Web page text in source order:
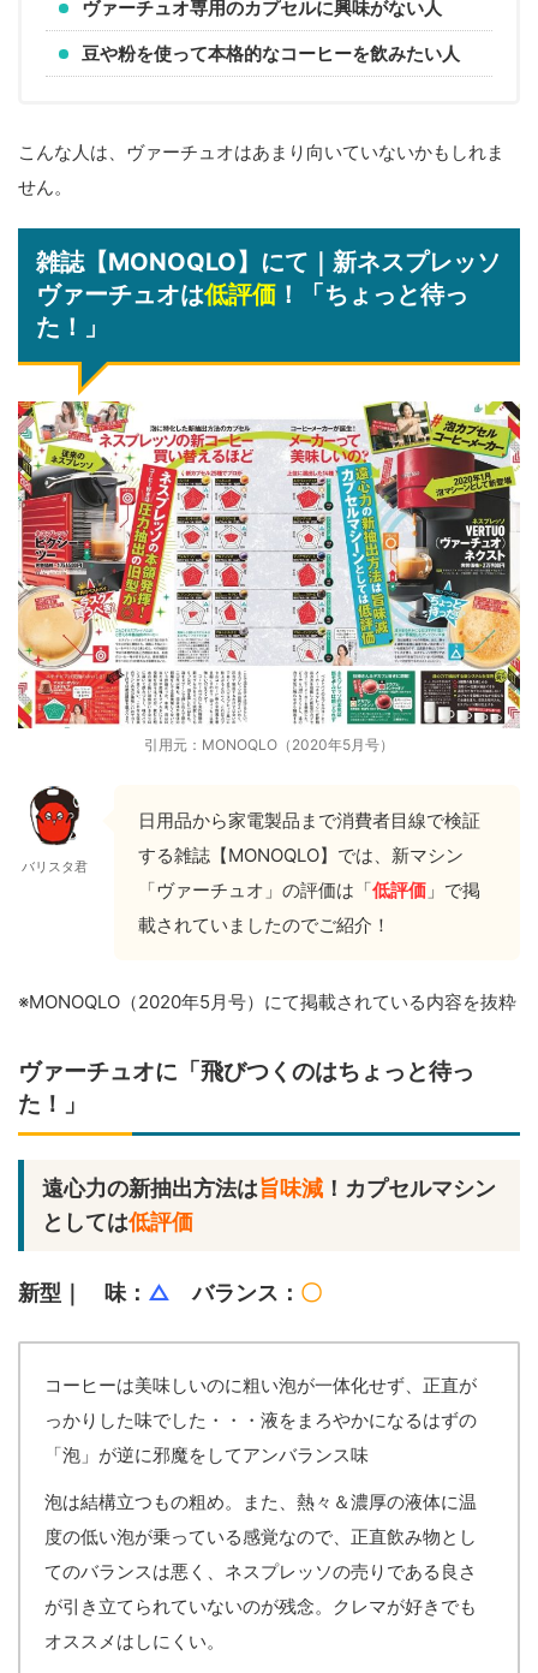
ヴァーチュオ専用のカプセルに興味がない人
豆や粉を使って本格的なコーヒーを飲みたい人
こんな人は、ヴァーチュオはあまり向いていないかもしれま
せん。
雑誌【MONOQLO】にて｜新ネスプレッソ
ヴァーチュオは低評価 ！「ちょっと待っ
た！」
引用元：MONOQLO（2020年5月号）
バリスタ君
日用品から家電製品まで消費者目線で検証
する雑誌【MONOQLO】では、新マシン
「ヴァーチュオ」の評価は「低評価 」で掲
載されていましたのでご紹介！
※MONOQLO（2020年5月号）にて掲載されている内容を抜粋
ヴァーチュオに「飛びつくのはちょっと待っ
た！」
遠心力の新抽出方法は旨味減 ！カプセルマシン
としては低評価
新型｜ 味： △ バランス： 〇
コーヒーは美味しいのに粗い泡が一体化せず、正直が
っかりした味でした・・・液をまろやかになるはずの
「泡」が逆に邪魔をしてアンバランス味
泡は結構立つもの粗め。また、熱々＆濃厚の液体に温
度の低い泡が乗っている感覚なので、正直飲み物とし
てのバランスは悪く、ネスプレッソの売りである良さ
が引き立てられていないのが残念。クレマが好きでも
オススメはしにくい。